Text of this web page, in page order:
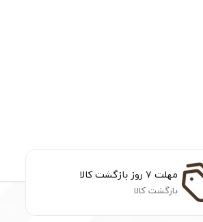
مهلت ۷ روز بازگشت کالا
بازگشت کالا